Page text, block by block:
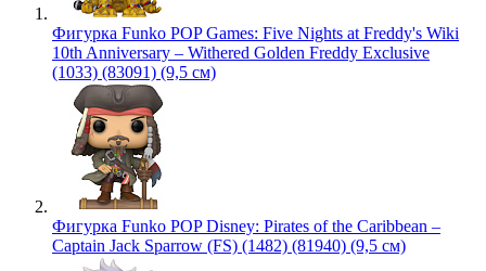
Фигурка Funko POP Games: Five Nights at Freddy's Wiki
10th Anniversary – Withered Golden Freddy Exclusive
(1033) (83091) (9,5 см)
Фигурка Funko POP Disney: Pirates of the Caribbean –
Captain Jack Sparrow (FS) (1482) (81940) (9,5 см)